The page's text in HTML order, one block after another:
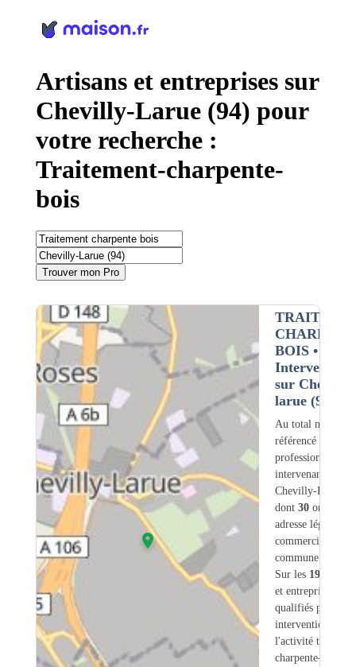
Artisans et entreprises sur
Chevilly-Larue (94) pour
votre recherche :
Traitement-charpente-
bois
Trouver mon Pro
BOIS•
Intervention
sur Chevilly-
larue (94)
Au total nous
référencé
professionnels
intervenant sur
Chevilly-Larue
dont 30ont une
adresse légale ou
commerciale
commune.
Sur les 194
et entreprises
qualifiés pour une
intervention sur
l'activité
charpente-bois.